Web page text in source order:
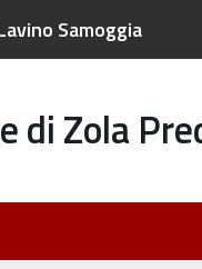
Samoggia
di Zola